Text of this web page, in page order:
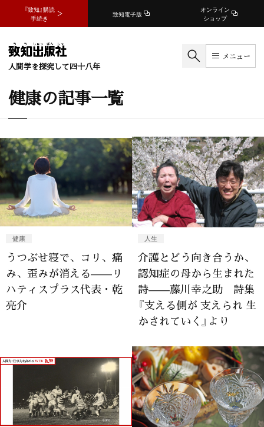
『致知』購読
手続き
致知電子版
オンライン
ショップ
人間学を探究して四十八年
メニュー
健康の記事一覧
健康
うつぶせ寝で、コリ、痛
み、歪みが消える——リ
ハティスプラス代表・乾
亮介
人生
介護とどう向き合うか、
認知症の母から生まれた
詩——藤川幸之助 詩集
『支える側が 支えられ 生
かされていく』より